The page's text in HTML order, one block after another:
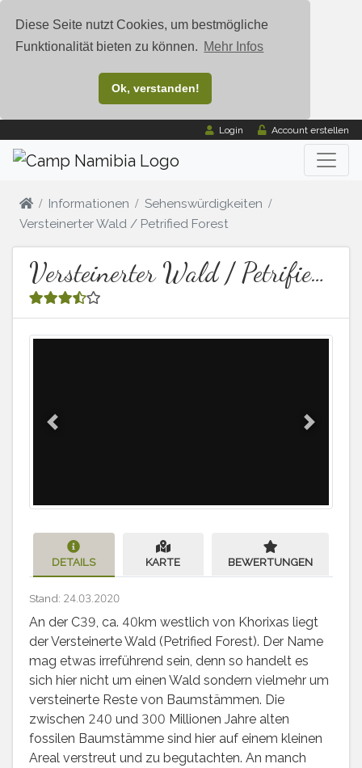
Diese Seite nutzt Cookies, um bestmögliche
Funktionalität bieten zu können. Mehr Infos
Ok, verstanden!
Login Account erstellen
Informationen
Sehenswürdigkeiten
Versteinerter Wald / Petrified Forest
Versteinerter Wald / Petrified Forest
Previous Next
DETAILS KARTE BEWERTUNGEN
Stand: 24.03.2020
An der C39, ca. 40km westlich von Khorixas liegt
der Versteinerte Wald (Petrified Forest). Der Name
mag etwas irreführend sein, denn so handelt es
sich hier nicht um einen Wald sondern vielmehr um
versteinerte Reste von Baumstämmen. Die
zwischen 240 und 300 Millionen Jahre alten
fossilen Baumstämme sind hier auf einem kleinen
Areal verstreut und zu begutachten. An manch